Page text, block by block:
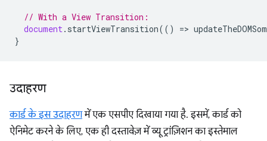
// With a View Transition:
document. startViewTransition(() =>
}
उदाहरण
कार्ड के इस उदाहरणमें एक एसपीए दिखाया गया है. इसमें, कार्ड को
ऐनिमेट करने के लिए, एक ही दस्तावेज़ में व्यू ट्रांज़िशन का इस्तेमाल